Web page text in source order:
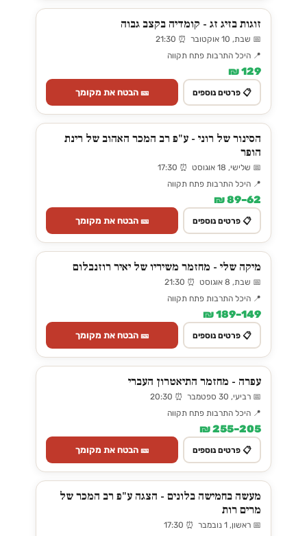
זוגות בזיג זג - קומדיה בקצב גבוה
📅 שבת, 10 אוקטובר ⏰ 21:30
📍 היכל התרבות פתח תקווה
129 ₪
📋 פרטים נוספים 🎫 הבטח את מקומך
הסינור של רוני - ע"פ רב המכר האהוב של רינת
הופר
📅 שלישי, 18 אוגוסט ⏰ 17:30
📍 היכל התרבות פתח תקווה
62–89 ₪
📋 פרטים נוספים 🎫 הבטח את מקומך
מיקה שלי - מחזמר משיריו של יאיר רוזנבלום
📅 שבת, 8 אוגוסט ⏰ 21:30
📍 היכל התרבות פתח תקווה
149–189 ₪
📋 פרטים נוספים 🎫 הבטח את מקומך
עפרה - מחזמר התיאטרון העברי
📅 רביעי, 30 ספטמבר ⏰ 20:30
📍 היכל התרבות פתח תקווה
205–255 ₪
📋 פרטים נוספים 🎫 הבטח את מקומך
מעשה בחמישה בלונים - הצגה ע"פ רב המכר של
מרים רות
📅 ראשון, 1 נובמבר ⏰ 17:30